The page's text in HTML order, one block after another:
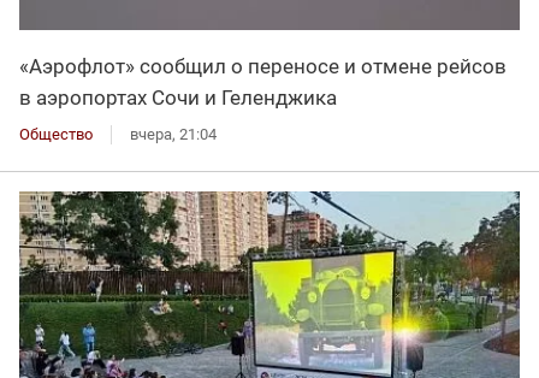
«Аэрофлот» сообщил о переносе и отмене рейсов
в аэропортах Сочи и Геленджика
Общество вчера, 21:04